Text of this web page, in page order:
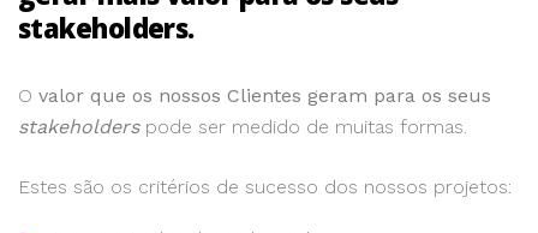
stakeholders.
O valor que os nossos Clientes geram para os seus
stakeholders pode ser medido de muitas formas.
Estes são os critérios de sucesso dos nossos projetos: